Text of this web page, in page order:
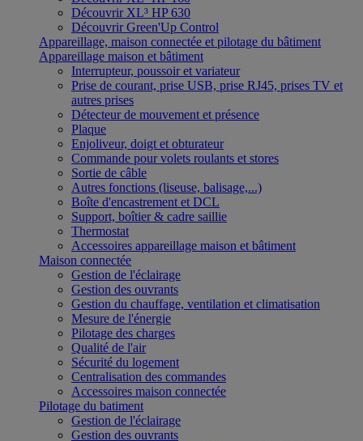
Découvrir XL³ HP 630
Découvrir Green'Up Control
Appareillage, maison connectée et pilotage du bâtiment
Appareillage maison et bâtiment
Interrupteur, poussoir et variateur
Prise de courant, prise USB, prise RJ45, prises TV et
autres prises
Détecteur de mouvement et présence
Plaque
Enjoliveur, doigt et obturateur
Commande pour volets roulants et stores
Sortie de câble
Autres fonctions (liseuse, balisage,...)
Boîte d'encastrement et DCL
Support, boîtier & cadre saillie
Thermostat
Accessoires appareillage maison et bâtiment
Maison connectée
Gestion de l'éclairage
Gestion des ouvrants
Gestion du chauffage, ventilation et climatisation
Mesure de l'énergie
Pilotage des charges
Qualité de l'air
Sécurité du logement
Centralisation des commandes
Accessoires maison connectée
Pilotage du batiment
Gestion de l'éclairage
Gestion des ouvrants